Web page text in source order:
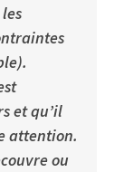
et qu’il
attention.
ou